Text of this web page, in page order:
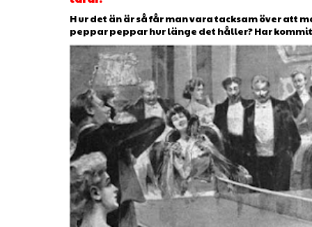
H ur det än är så får man vara tacksam över att
peppar peppar hur länge det håller? Har